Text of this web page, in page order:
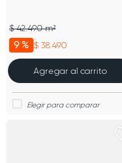
9 % $ 38.490
$ 42.490 m²
Agregar al carrito